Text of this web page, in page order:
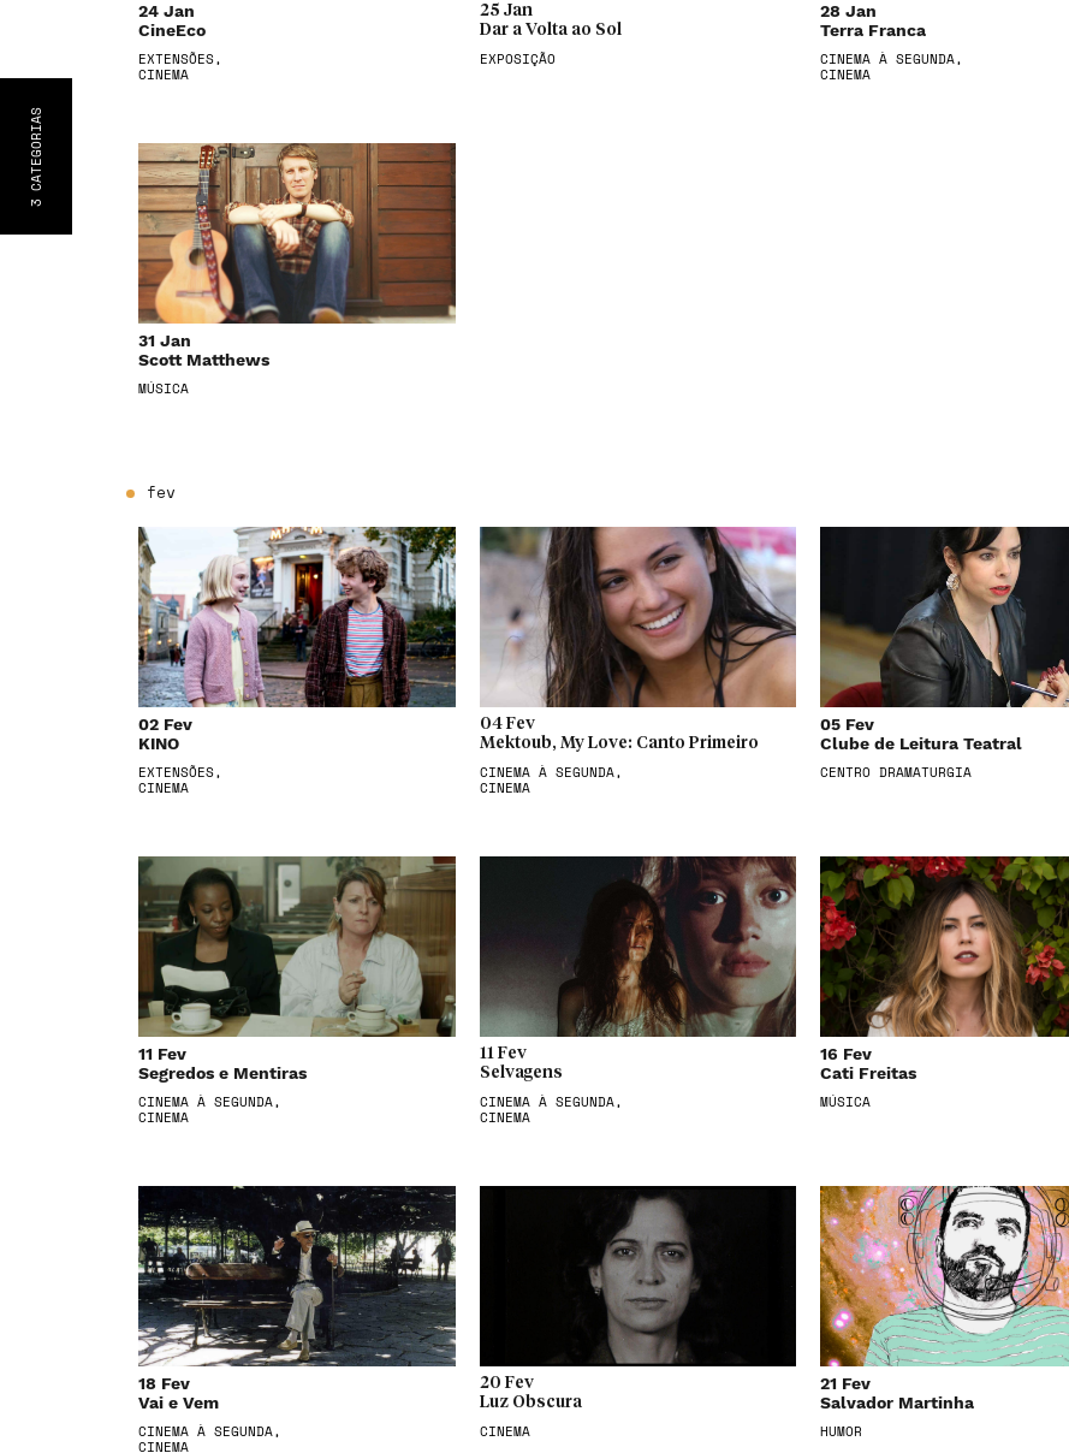
3
CATEGORIA
S
24 Jan
CineEco
EXTENSÕES,
CINEMA
25 Jan
Dar a Volta ao Sol
EXPOSIÇÃO
28 Jan
Terra Franca
CINEMA À SEGUNDA,
CINEMA
31 Jan
Scott Matthews
MÚSICA
fev
02 Fev
KINO
EXTENSÕES,
CINEMA
04 Fev
Mektoub, My Love: Canto Primeiro
CINEMA À SEGUNDA,
CINEMA
05 Fev
Clube de Leitura Teatral
CENTRO DRAMATURGIA
11 Fev
Segredos e Mentiras
CINEMA À SEGUNDA,
CINEMA
11 Fev
Selvagens
CINEMA À SEGUNDA,
CINEMA
16 Fev
Cati Freitas
MÚSICA
18 Fev
Vai e Vem
CINEMA À SEGUNDA,
CINEMA
20 Fev
Luz Obscura
CINEMA
21 Fev
Salvador Martinha
HUMOR